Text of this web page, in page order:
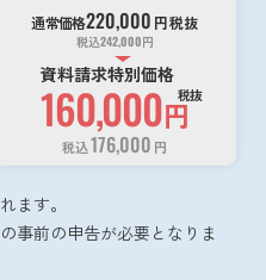
通常価格220,000 円税抜
税込242,000円
資料請求特別価格
160,000円
税抜
税込176,000 円
ます。
事前の申告が必要となりま